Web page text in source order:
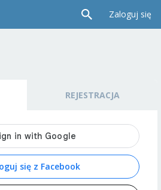
Zaloguj się
REJESTRACJA
się z Facebook